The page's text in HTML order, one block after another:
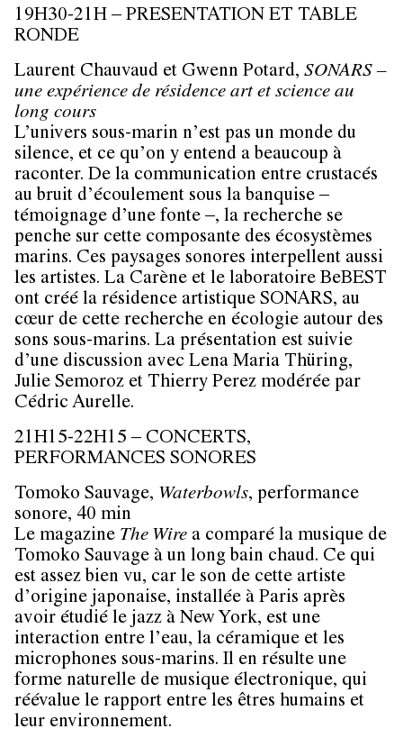
19H30-21H – PRESENTATION ET TABLE
RONDE
Laurent Chauvaud et Gwenn Potard, SONARS –
une expérience de résidence art et science au
long cours
L’univers sous-marin n’est pas un monde du
silence, et ce qu’on y entend a beaucoup à
raconter. De la communication entre crustacés
au bruit d’écoulement sous la banquise –
témoignage d’une fonte –, la recherche se
penche sur cette composante des écosystèmes
marins. Ces paysages sonores interpellent aussi
les artistes. La Carène et le laboratoire BeBEST
ont créé la résidence artistique SONARS, au
cœur de cette recherche en écologie autour des
sons sous-marins. La présentation est suivie
d’une discussion avec Lena Maria Thüring,
Julie Semoroz et Thierry Perez modérée par
Cédric Aurelle.
21H15-22H15 – CONCERTS,
PERFORMANCES SONORES
Tomoko Sauvage, Waterbowls, performance
sonore, 40 min
Le magazine The Wire a comparé la musique de
Tomoko Sauvage à un long bain chaud. Ce qui
est assez bien vu, car le son de cette artiste
d’origine japonaise, installée à Paris après
avoir étudié le jazz à New York, est une
interaction entre l’eau, la céramique et les
microphones sous-marins. Il en résulte une
forme naturelle de musique électronique, qui
réévalue le rapport entre les êtres humains et
leur environnement.